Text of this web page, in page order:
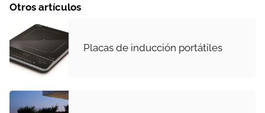
Otros artículos
Placas de inducción portátiles